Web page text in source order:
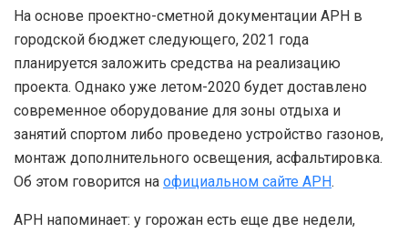
На основе проектно-сметной документации АРН в
городской бюджет следующего, 2021 года
планируется заложить средства на реализацию
проекта. Однако уже летом-2020 будет доставлено
современное оборудование для зоны отдыха и
занятий спортом либо проведено устройство газонов,
монтаж дополнительного освещения, асфальтировка.
Об этом говорится на официальном сайте АРН.
АРН напоминает: у горожан есть еще две недели,